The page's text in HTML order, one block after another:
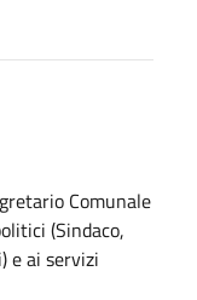
Comunale
(Sindaco,
e ai servizi